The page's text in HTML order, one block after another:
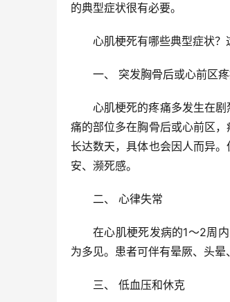
的典型症状很有必要。
心肌梗死有哪些典型症状
一、 突发胸骨后或心前区
心肌梗死的疼痛多发生在
痛的部位多在胸骨后或心前区
长达数天，具体也会因人而异
安、濒死感。
二、 心律失常
在心肌梗死发病的1～2周
为多见。患者可伴有晕厥、头晕
三、 低血压和休克